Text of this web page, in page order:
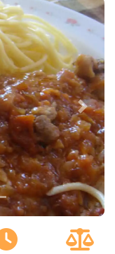
Next